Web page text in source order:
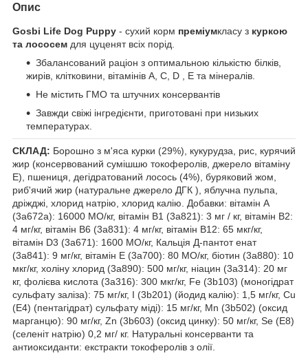
Опис
Gosbi Life Dog Puppy - сухий корм преміумкласу з куркою
та лососем для цуценят всіх порід.
Збалансований раціон з оптимальною кількістю білків,
жирів, клітковини, вітамінів A, C, D , E та мінералів.
Не містить ГМО та штучних консервантів
Завжди свіжі інгредієнти, приготовані при низьких
температурах.
СКЛАД: Борошно з м'яса курки (29%), кукурудза, рис, курячий
жир (консервований сумішшю токоферолів, джерело вітаміну
Е), пшениця, дегідратований лосось (4%), буряковий жом,
риб'ячий жир (натуральне джерело ДГК ), яблучна пульпа,
дріжджі, хлорид натрію, хлорид калію. Добавки: вітамін A
(3a672a): 16000 МО/кг, вітамін B1 (3a821): 3 мг / кг, вітамін B2:
4 мг/кг, вітамін B6 (3a831): 4 мг/кг, вітамін B12: 65 мкг/кг,
вітамін D3 (3a671): 1600 МО/кг, Кальція Д-пантот енат
(3a841): 9 мг/кг, вітамін Е (3a700): 80 МО/кг, біотин (3a880): 10
мкг/кг, холіну хлорид (3a890): 500 мг/кг, ніацин (3a314): 20 мг
кг, фолієва кислота (3a316): 300 мкг/кг, Fe (3b103) (моногідрат
сульфату заліза): 75 мг/кг, I (3b201) (йодид калію): 1,5 мг/кг, Cu
(E4) (пентагідрат) сульфату міді): 15 мг/кг, Mn (3b502) (оксид
марганцю): 90 мг/кг, Zn (3b603) (оксид цинку): 50 мг/кг, Se (E8)
(селеніт натрію) 0,2 мг/ кг. Натуральні консерванти та
антиоксиданти: екстракти токоферолів з олії.